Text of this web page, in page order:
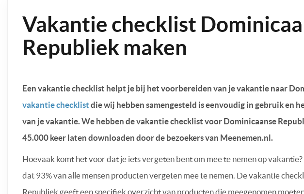
Vakantie checklist
Republiek maken
Een vakantie checklist helpt je bij het voorbereiden van je vakantie naar
vakantie checklist die wij hebben samengesteld is eenvoudig in gebruik en
van je vakantie. We hebben de vakantie checklist voor Dominicaanse
45.000 keer laten downloaden door de bezoekers van Meenemen.nl.
Hoevaak komt het voor dat je iets vergeten bent om mee te nemen op
dat 93% van alle mensen producten vergeten mee te nemen. De vakantie
Republiek geeft een specifiek overzicht van producten die meegenomen